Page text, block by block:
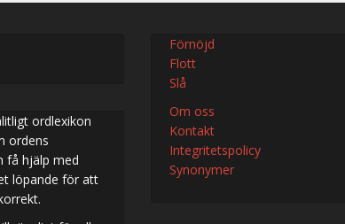
ordlexikon
ordens
få hjälp med
löpande för att
Förnöjd
Flott
Slå
Om oss
Kontakt
Integritetspolicy
Synonymer